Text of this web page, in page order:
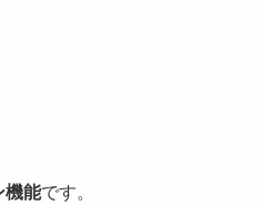
機能です。